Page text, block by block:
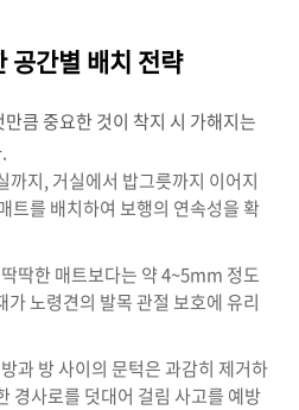
공간별 배치 전략
큼 중요한 것이 착지 시 가해지는
까지, 거실에서 밥그릇까지 이어지
트를 배치하여 보행의 연속성을 확
딱한 매트보다는 약 4~5mm 정도
노령견의 발목 관절 보호에 유리
방과 방 사이의 문턱은 과감히 제거하
경사로를 덧대어 걸림 사고를 예방